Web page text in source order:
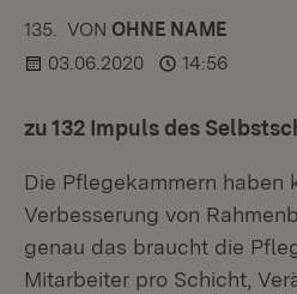
135. KOMMENTAR
VON :OHNE NAME
03.06.2020
14:56
zu 132 Impuls des
Die Pflegekammern haben
Verbesserung von
genau das braucht die
Mitarbeiter pro Schicht,